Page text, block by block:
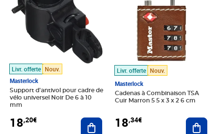
Livr. offerte Nouv.
Masterlock
Support d'antivol pour cadre de
vélo universel Noir De 6 à 10
mm
18,20€ Ajouter au panier
Livr. offerte Nouv.
Masterlock
Cadenas à Combinaison TSA
Cuir Marron 5 5 x 3 x 2 6 cm
18,34€